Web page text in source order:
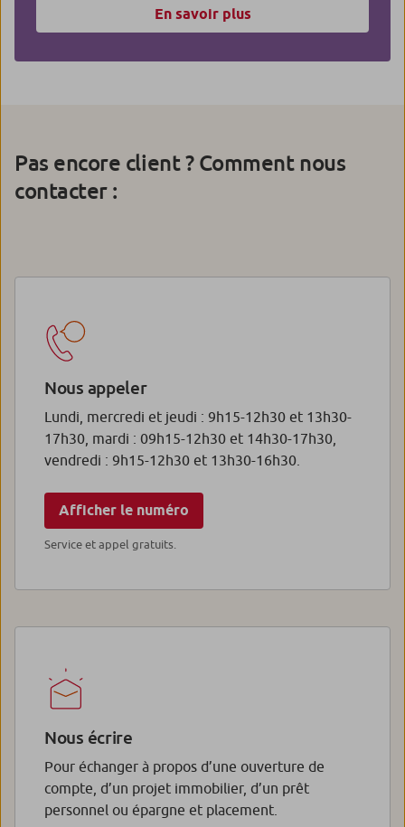
En savoir plus
Pas encore client ? Comment nous
contacter :
Nous appeler
Lundi, mercredi et jeudi : 9h15-12h30 et 13h30-
17h30, mardi : 09h15-12h30 et 14h30-17h30,
vendredi : 9h15-12h30 et 13h30-16h30.
Afficher le numéro
Service et appel gratuits.
Nous écrire
Pour échanger à propos d’une ouverture de
compte, d’un projet immobilier, d’un prêt
personnel ou épargne et placement.